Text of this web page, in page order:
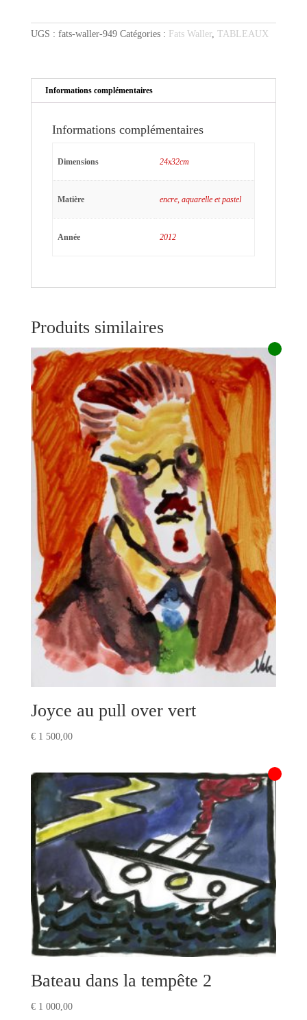
bretelles
UGS : fats-waller-949 Catégories : Fats Waller, TABLEAUX
Informations complémentaires
Informations complémentaires
Dimensions 24x32cm
Matière encre, aquarelle et pastel
Année 2012
Produits similaires
Joyce au pull over vert
€1 500,00
Bateau dans la tempête 2
€1 000,00